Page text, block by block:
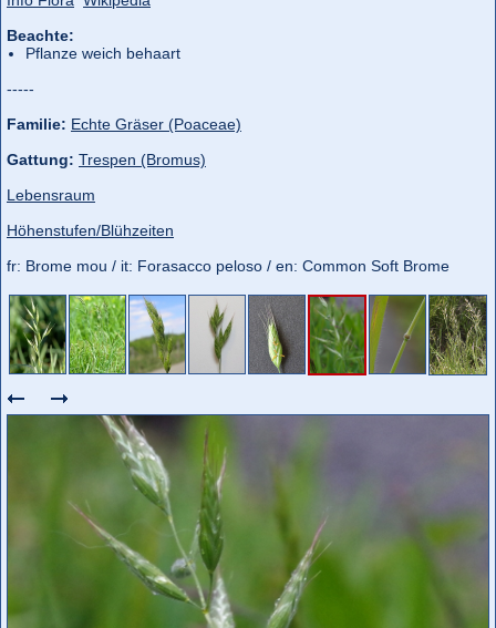
Beachte:
Pflanze weich behaart
-----
Familie: Echte Gräser (Poaceae)
Gattung: Trespen (Bromus)
Lebensraum
Höhenstufen/Blühzeiten
fr: Brome mou / it: Forasacco peloso / en: Common Soft Brome